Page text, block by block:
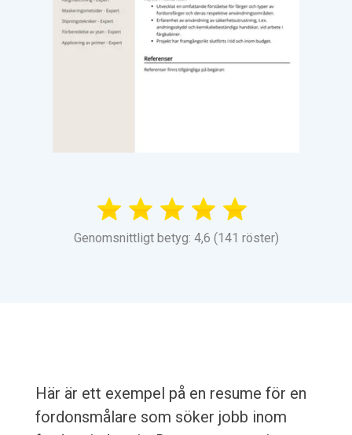
Genomsnittligt betyg: 4,6 (141 röster)
Här är ett exempel på en resume för en
fordonsmålare som söker jobb inom